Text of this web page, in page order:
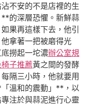
不安的不是店裡的生
的深層恐懼。新鮮蒜
果再這樣下去，他引
拿著一把被磨得光
撈起一坨濃辦公室規
子推薦黃之間的發酵
隔三小時，他就要用
溫和的震動」**，以
注於與蒜泥進行心靈